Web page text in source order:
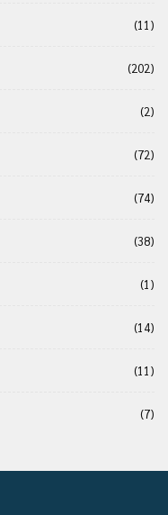
(11)
(202)
(2)
(72)
(74)
(38)
(1)
(14)
(11)
(7)